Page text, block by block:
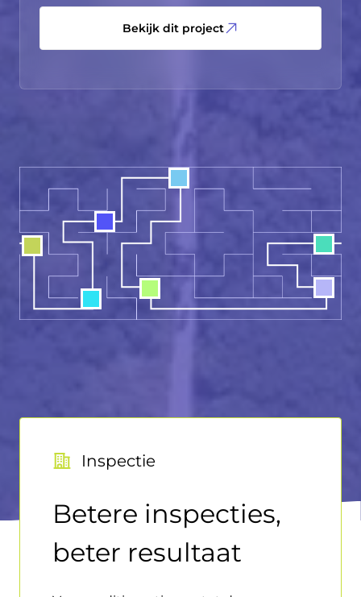
Bekijk dit project
Inspectie
Betere inspecties,
beter resultaat